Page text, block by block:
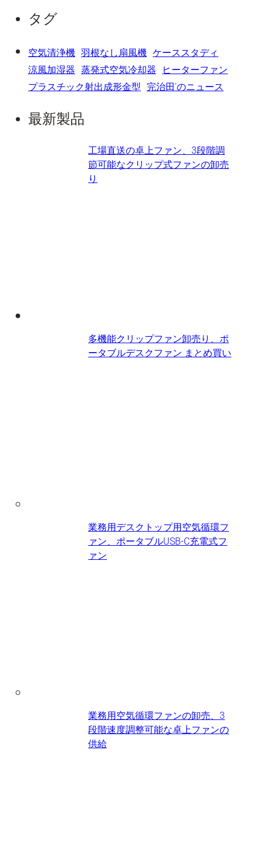
タグ
空気清浄機 羽根なし扇風機 ケーススタディ
涼風加湿器 蒸発式空気冷却器 ヒーターファン
プラスチック射出成形金型 完治田'のニュース
最新製品
工場直送の卓上ファン、3段階調
節可能なクリップ式ファンの卸売
り
多機能クリップファン卸売り、ポ
ータブルデスクファン​ まとめ買い
業務用デスクトップ用空気循環フ
ァン、ポータブルUSB-C充電式フ
ァン
業務用空気循環ファンの卸売、3
段階速度調整可能な卓上ファンの
供給